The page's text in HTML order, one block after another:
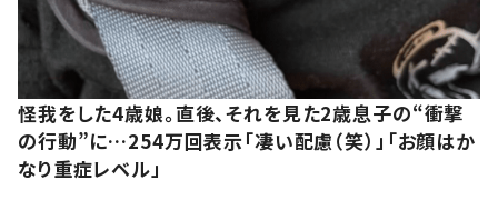
怪我をした4歳娘。直後、それを見た2歳息子の“衝撃
の行動”に…254万回表示「凄い配慮（笑）」「お顔はか
なり重症レベル」